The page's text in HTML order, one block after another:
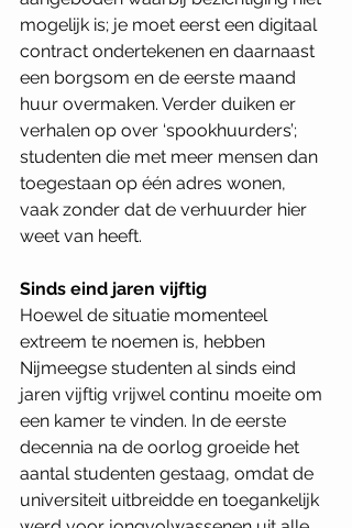
mogelijk is; je moet eerst een digitaal
contract ondertekenen en daarnaast
een borgsom en de eerste maand
huur overmaken. Verder duiken er
verhalen op over ‘spookhuurders’;
studenten die met meer mensen dan
toegestaan op één adres wonen,
vaak zonder dat de verhuurder hier
weet van heeft.
Sinds eind jaren vijftig
Hoewel de situatie momenteel
extreem te noemen is, hebben
Nijmeegse studenten al sinds eind
jaren vijftig vrijwel continu moeite om
een kamer te vinden. In de eerste
decennia na de oorlog groeide het
aantal studenten gestaag, omdat de
universiteit uitbreidde en toegankelijk